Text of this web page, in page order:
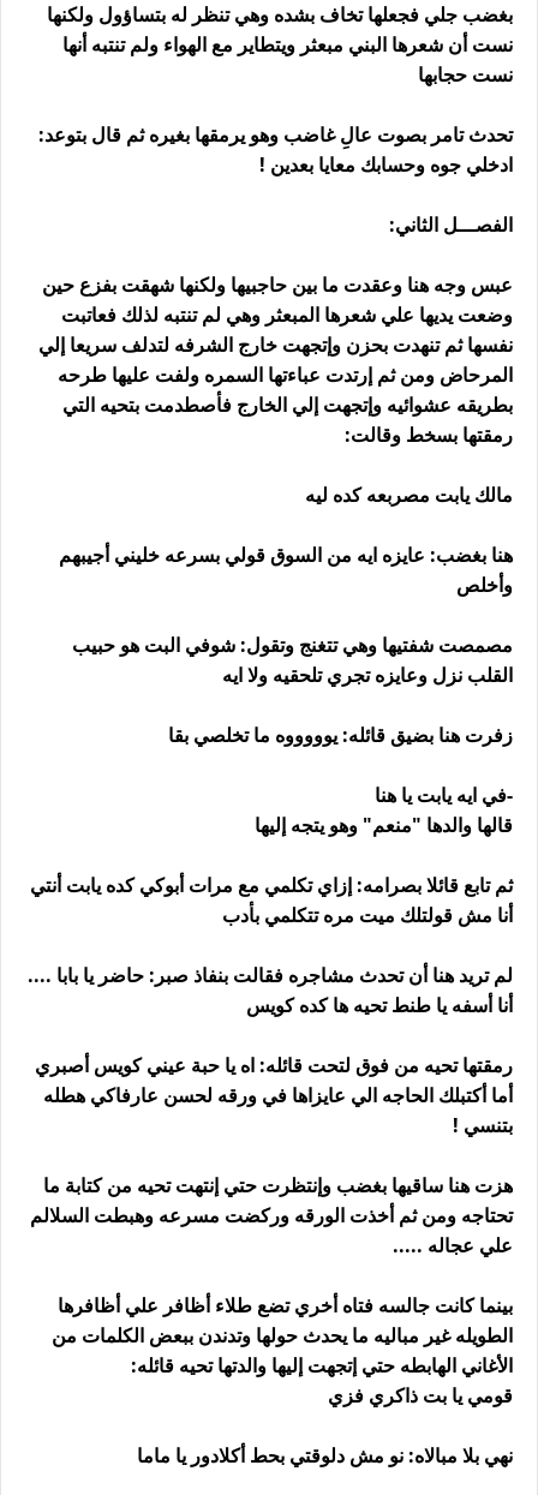
بغضب جلي فجعلها تخاف بشده وهي تنظر له بتساؤول ولكنها
نست أن شعرها البني مبعثر ويتطاير مع الهواء ولم تنتبه أنها
نست حجابها
تحدث تامر بصوت عالِ غاضب وهو يرمقها بغيره ثم قال بتوعد:
ادخلي جوه وحسابك معايا بعدين !
الفصـــل الثاني:
عبس وجه هنا وعقدت ما بين حاجبيها ولكنها شهقت بفزع حين
وضعت يديها علي شعرها المبعثر وهي لم تنتبه لذلك فعاتبت
نفسها ثم تنهدت بحزن وإتجهت خارج الشرفه لتدلف سريعا إلي
المرحاض ومن ثم إرتدت عباءتها السمره ولفت عليها طرحه
بطريقه عشوائيه وإتجهت إلي الخارج فأصطدمت بتحيه التي
رمقتها بسخط وقالت:
مالك يابت مصربعه كده ليه
هنا بغضب: عايزه ايه من السوق قولي بسرعه خليني أجيبهم
وأخلص
مصمصت شفتيها وهي تتغنج وتقول: شوفي البت هو حبيب
القلب نزل وعايزه تجري تلحقيه ولا ايه
زفرت هنا بضيق قائله: يوووووه ما تخلصي بقا
-في ايه يابت يا هنا
قالها والدها "منعم" وهو يتجه إليها
ثم تابع قائلا بصرامه: إزاي تكلمي مع مرات أبوكي كده يابت أنتي
أنا مش قولتلك ميت مره تتكلمي بأدب
لم تريد هنا أن تحدث مشاجره فقالت بنفاذ صبر: حاضر يا بابا ....
أنا أسفه يا طنط تحيه ها كده كويس
رمقتها تحيه من فوق لتحت قائله: اه يا حبة عيني كويس أصبري
أما أكتبلك الحاجه الي عايزاها في ورقه لحسن عارفاكي هطله
بتنسي !
هزت هنا ساقيها بغضب وإنتظرت حتي إنتهت تحيه من كتابة ما
تحتاجه ومن ثم أخذت الورقه وركضت مسرعه وهبطت السلالم
علي عجاله .....
بينما كانت جالسه فتاه أخري تضع طلاء أظافر علي أظافرها
الطويله غير مباليه ما يحدث حولها وتدندن ببعض الكلمات من
الأغاني الهابطه حتي إتجهت إليها والدتها تحيه قائله:
قومي يا بت ذاكري فزي
نهي بلا مبالاه: نو مش دلوقتي بحط أكلادور يا ماما